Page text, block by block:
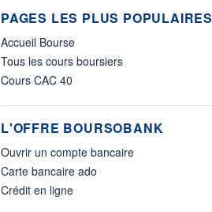
PAGES LES PLUS POPULAIRES
Accueil Bourse
Tous les cours boursiers
Cours CAC 40
L'OFFRE BOURSOBANK
Ouvrir un compte bancaire
Carte bancaire ado
Crédit en ligne